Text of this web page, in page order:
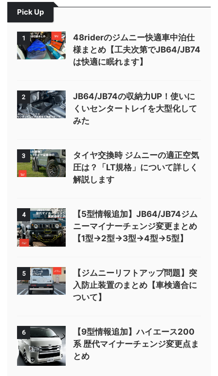
Pick Up
1
48riderのジムニー快適車中泊仕
様まとめ【工夫次第でJB64/JB74
は快適に眠れます】
2
JB64/JB74の収納力UP！使いに
くいセンタートレイを大型化して
みた
3
タイヤ交換時 ジムニーの適正空気
圧は？「LT規格」について詳しく
解説します
4
【5型情報追加】JB64/JB74ジム
ニーマイナーチェンジ変更まとめ
【1型→2型→3型→4型→5型】
5
【ジムニーリフトアップ問題】突
入防止装置のまとめ【車検適合に
ついて】
6
【9型情報追加】ハイエース200
系 歴代マイナーチェンジ変更点ま
とめ